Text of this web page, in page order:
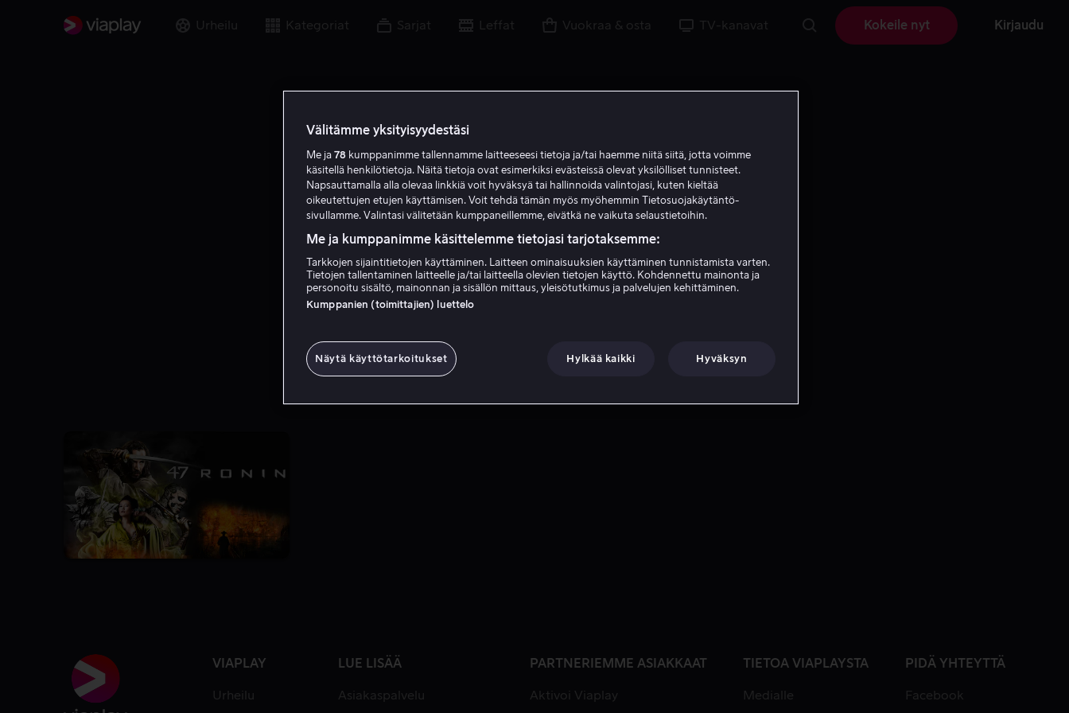
Urheilu Kategoriat Sarjat Leffat Vuokraa & osta TV-kanavat Kokeile nyt Kirjaudu
Ko Shibasaki
VIAPLAY
Urheilu
LUE LISÄÄ
Asiakaspalvelu
PARTNERIEMME ASIAKKAAT
Aktivoi Viaplay
TIETOA VIAPLAYSTA
Medialle
PIDÄ YHTEYTTÄ
Facebook
Välitämme yksityisyydestäsi
Me ja 78 kumppanimme tallennamme laitteeseesi tietoja ja/tai haemme niitä siitä, jotta voimme
käsitellä henkilötietoja. Näitä tietoja ovat esimerkiksi evästeissä olevat yksilölliset tunnisteet.
Napsauttamalla alla olevaa linkkiä voit hyväksyä tai hallinnoida valintojasi, kuten kieltää
oikeutettujen etujen käyttämisen. Voit tehdä tämän myös myöhemmin Tietosuojakäytäntö-
sivullamme. Valintasi välitetään kumppaneillemme, eivätkä ne vaikuta selaustietoihin.
Me ja kumppanimme käsittelemme tietojasi tarjotaksemme:
Tarkkojen sijaintitietojen käyttäminen. Laitteen ominaisuuksien käyttäminen tunnistamista varten.
Tietojen tallentaminen laitteelle ja/tai laitteella olevien tietojen käyttö. Kohdennettu mainonta ja
personoitu sisältö, mainonnan ja sisällön mittaus, yleisötutkimus ja palvelujen kehittäminen.
Kumppanien (toimittajien) luettelo
Näytä käyttötarkoitukset Hylkää kaikki Hyväksyn